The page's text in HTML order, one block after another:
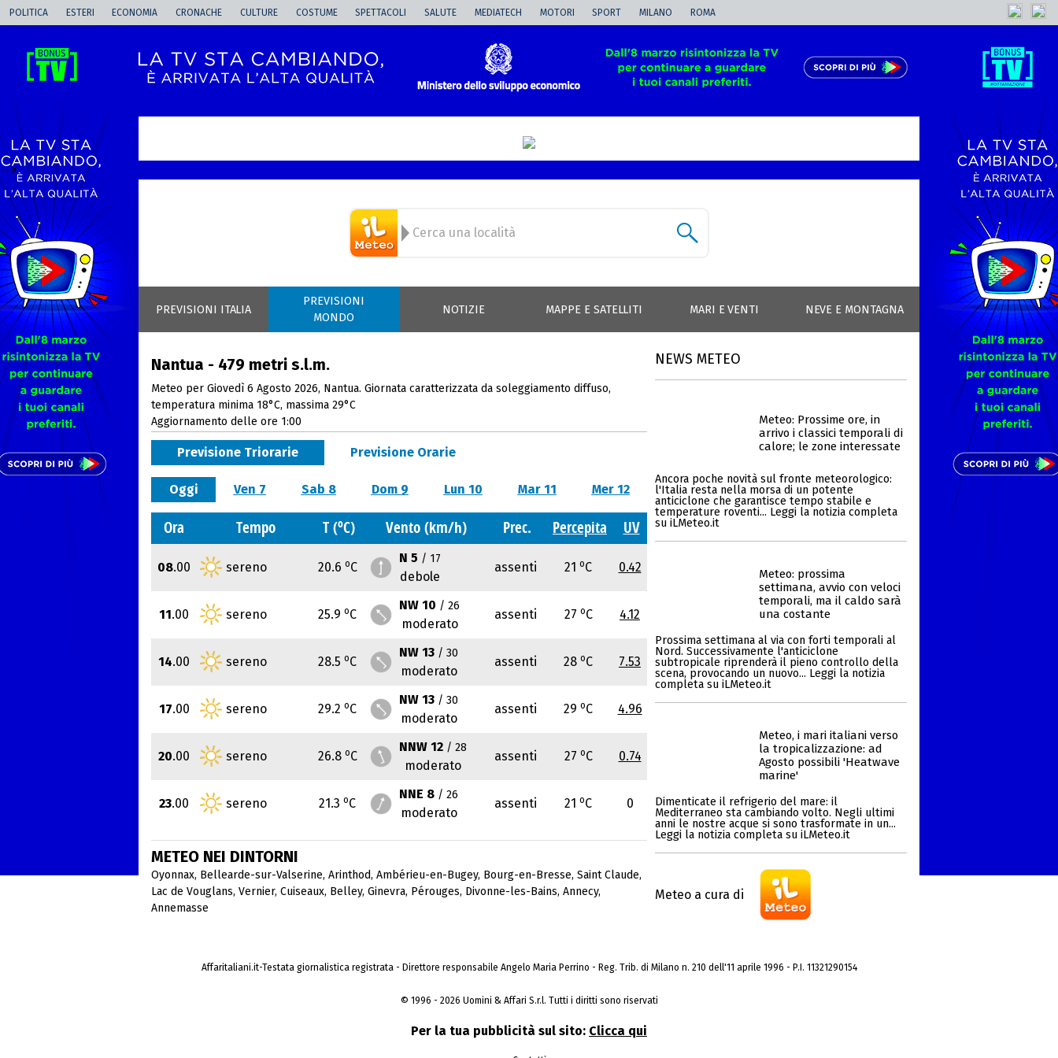
POLITICA ESTERI ECONOMIA CRONACHE CULTURE COSTUME SPETTACOLI SALUTE MEDIATECH MOTORI SPORT MILANO ROMA
-->
PREVISIONI ITALIA
PREVISIONI
MONDO
NOTIZIE MAPPE E SATELLITI MARI E VENTI NEVE E MONTAGNA
Nantua - 479 metri s.l.m.
Meteo per Giovedì 6 Agosto 2026, Nantua. Giornata caratterizzata da soleggiamento diffuso,
temperatura minima 18°C, massima 29°C
Aggiornamento delle ore 1:00
Previsione Triorarie Previsione Orarie
Oggi Ven 7 Sab 8 Dom 9 Lun 10 Mar 11 Mer 12
Ora Tempo T (oC) Vento (km/h) Prec. Percepita UV
08.00 sereno 20.6 oC
N 5 / 17
debole
assenti 21 oC 0.42
11.00 sereno 25.9 oC
NW 10 / 26
moderato
assenti 27 oC 4.12
14.00 sereno 28.5 oC
NW 13 / 30
moderato
assenti 28 oC 7.53
17.00 sereno 29.2 oC
NW 13 / 30
moderato
assenti 29 oC 4.96
20.00 sereno 26.8 oC
NNW 12 / 28
moderato
assenti 27 oC 0.74
23.00 sereno 21.3 oC
NNE 8 / 26
moderato
assenti 21 oC 0
METEO NEI DINTORNI
Oyonnax, Bellearde-sur-Valserine, Arinthod, Ambérieu-en-Bugey, Bourg-en-Bresse, Saint Claude,
Lac de Vouglans, Vernier, Cuiseaux, Belley, Ginevra, Pérouges, Divonne-les-Bains, Annecy,
Annemasse
NEWS METEO
Meteo: Prossime ore, in
arrivo i classici temporali di
calore; le zone interessate
Ancora poche novità sul fronte meteorologico:
l'Italia resta nella morsa di un potente
anticiclone che garantisce tempo stabile e
temperature roventi... Leggi la notizia completa
su iLMeteo.it
Meteo: prossima
settimana, avvio con veloci
temporali, ma il caldo sarà
una costante
Prossima settimana al via con forti temporali al
Nord. Successivamente l'anticiclone
subtropicale riprenderà il pieno controllo della
scena, provocando un nuovo... Leggi la notizia
completa su iLMeteo.it
Meteo, i mari italiani verso
la tropicalizzazione: ad
Agosto possibili 'Heatwave
marine'
Dimenticate il refrigerio del mare: il
Mediterraneo sta cambiando volto. Negli ultimi
anni le nostre acque si sono trasformate in un...
Leggi la notizia completa su iLMeteo.it
Meteo a cura di
Affaritaliani.it-Testata giornalistica registrata - Direttore responsabile Angelo Maria Perrino - Reg. Trib. di Milano n. 210 dell'11 aprile 1996 - P.I. 11321290154
© 1996 - 2026 Uomini & Affari S.r.l. Tutti i diritti sono riservati
Per la tua pubblicità sul sito: Clicca qui